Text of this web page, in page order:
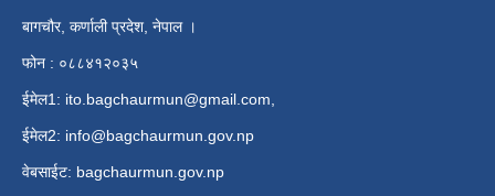
बागचौर, कर्णाली प्रदेश, नेपाल ।
फोन : ०८८४१२०३५
ईमेल1: ito.bagchaurmun@gmail.com
ईमेल2: info@bagchaurmun.gov.np
वे‍बसाईट: bagchaurmun.gov.np